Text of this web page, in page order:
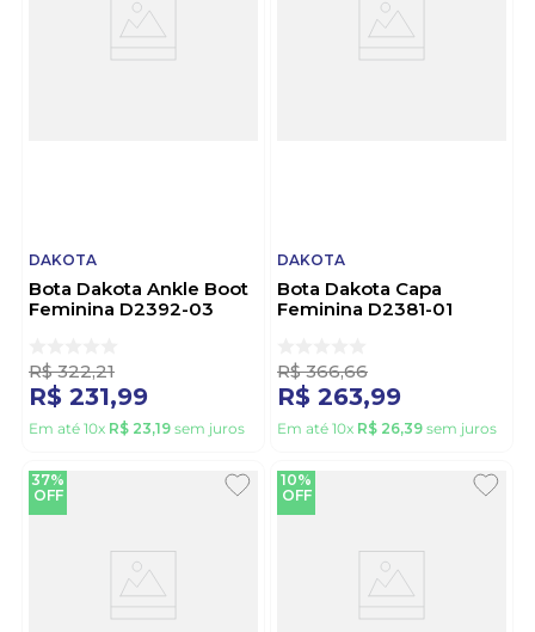
DAKOTA
Bota Dakota Ankle Boot
Feminina D2392-03
R$ 322,21
R$ 231,99
Em até 10x R$ 23,19 sem juros
DAKOTA
Bota Dakota Capa
Feminina D2381-01
R$ 366,66
R$ 263,99
Em até 10x R$ 26,39 sem juros
37%
OFF
10%
OFF